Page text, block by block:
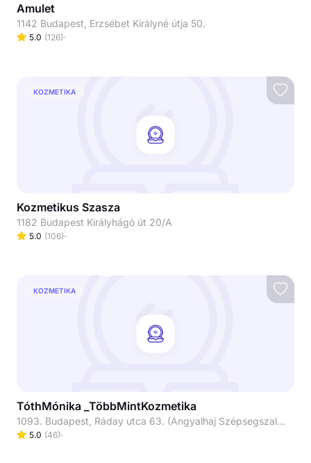
Amulet
1142 Budapest, Erzsébet Királyné útja 50.
5.0 (126)
KOZMETIKA
Kozmetikus Szasza
1182 Budapest Királyhágó út 20/A
5.0 (106)
KOZMETIKA
TóthMónika _TöbbMintKozmetika
1093. Budapest, Ráday utca 63. (Angyalhaj Szépsegszalon)
5.0 (46)